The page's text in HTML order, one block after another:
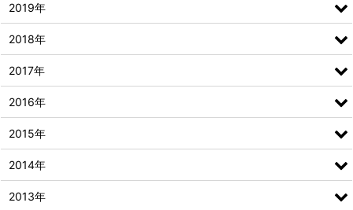
2019年
2018年
2017年
2016年
2015年
2014年
2013年